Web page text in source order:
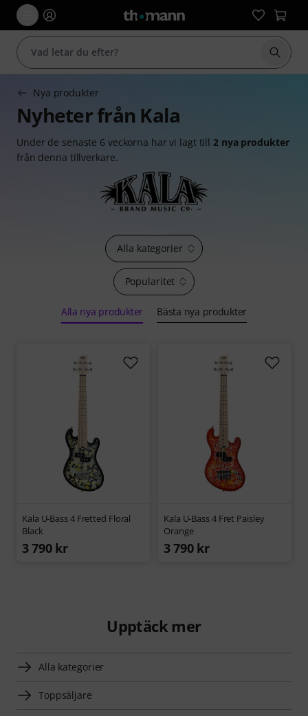
Börja
Nya produkter
Nyheter från Kala
Under de senaste 6 veckorna har vi lagt till2 nya produkter
från denna tillverkare.
Popularitet
Alla kategorier
Alla nya produkter Bästa nya produkter
Kala U-Bass 4 Fretted Floral
Black
3 790 kr
Kala U-Bass 4 Fret Paisley
Orange
3 790 kr
Upptäck mer
Alla kategorier
Toppsäljare